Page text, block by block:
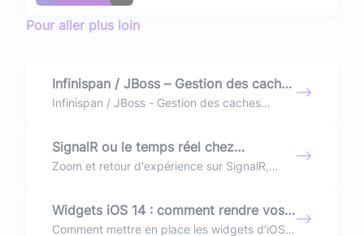
Pour aller plus loin
Infinispan / JBoss – Gestion des caches
applicatifs
Infinispan / JBoss - Gestion des caches
SignalR ou le temps réel chez
Microsoft
Zoom et retour d'expérience sur SignalR,
Widgets iOS 14 : comment rendre vos
applications accessibles en un coup
Comment mettre en place les widgets d’iOS